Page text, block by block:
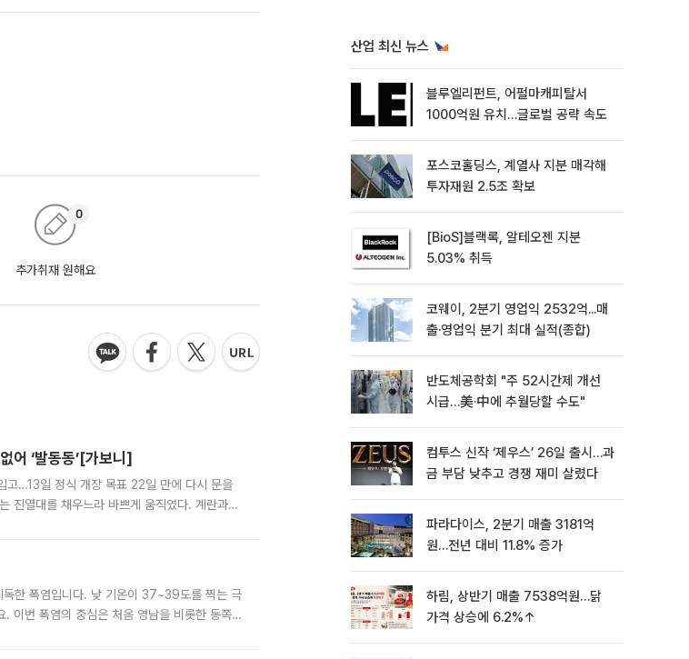
추가취재 원해요
0
어 ‘발동동’[가보니]
고…13일 정식 개장 목표 22일 만에 다시 문을
진열대를 채우느라 바쁘게 움직였다. 계란과
독한 폭염입니다. 낮 기온이 37~39도를 찍는 극
이번 폭염의 중심은 처음 영남을 비롯한 동쪽
산업 최신 뉴스
블루엘리펀트, 어펄마캐피탈서
1000억원 유치…글로벌 공략 속도
포스코홀딩스, 계열사 지분 매각해
투자재원 2.5조 확보
[BioS]블랙록, 알테오젠 지분
5.03% 취득
코웨이, 2분기 영업익 2532억...매
출·영업익 분기 최대 실적(종합)
반도체공학회 "주 52시간제 개선
시급…美·中에 추월당할 수도"
컴투스 신작 ‘제우스’ 26일 출시…과
금 부담 낮추고 경쟁 재미 살렸다
파라다이스, 2분기 매출 3181억
원…전년 대비 11.8% 증가
하림, 상반기 매출 7538억원…닭
가격 상승에 6.2%↑